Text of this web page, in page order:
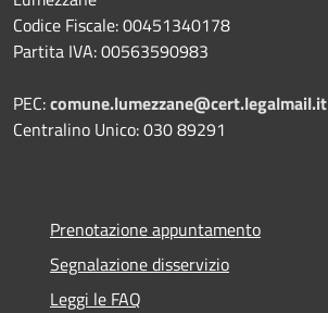
Codice Fiscale: 00451340178
Partita IVA: 00563590983
PEC:comune.lumezzane@cert.legalmail.it
Centralino Unico: 030 89291
Prenotazione appuntamento
Segnalazione disservizio
Leggi le FAQ